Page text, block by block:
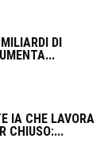
DI
IA CHE LAVORA
CHIUSO:...